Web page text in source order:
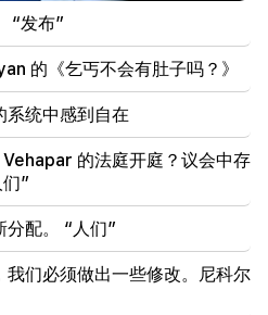
Vardanyan 谈埃里温的空
持沉默，因为他们在国民议
扎里安
Ter-Petrosyan 的
为国家做任何事（视频）
新指控。特朗普选择了他的
“发布”
的《乞丐不会有肚子吗？》
系统中感到自在
的法庭开庭？议会中存
”
分配。 “人们”
们必须做出一些修改。尼科尔